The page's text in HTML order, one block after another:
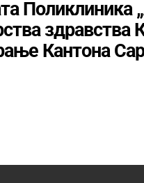
Поликлиника
здравства
Кантона